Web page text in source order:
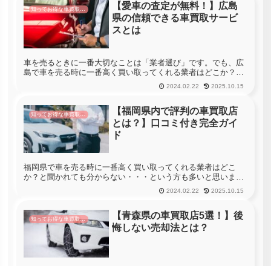
知ってお得な車買取情報
【愛車の査定が無料！】広島
県の信頼できる車買取サービ
スとは
車を売るときに一番大切なことは「業者選び」です。でも、広
島で車を売る時に一番高く買い取ってくれる業者はどこか？っ
て聞かれても分からない・・・という方も多いと思います。広
島には492社の車買取店があります。車を売る時に広島のすべ
2024.02.22 2025.10.15
【福岡県内で評判の車買取店
とは？】口コミ付き完全ガイ
ド
福岡県で車を売る時に一番高く買い取ってくれる業者はどこ
か？と聞かれても分からない・・・という方も多いと思いま
す。 福岡県には1124社の車買取店があります。車を売る時に福
岡県のすべての店舗へ査定に行くことができれば一番高く買い
2024.02.22 2025.10.15
知ってお得な車買取情報
【青森県の車買取店5選！】後
悔しない売却法とは？